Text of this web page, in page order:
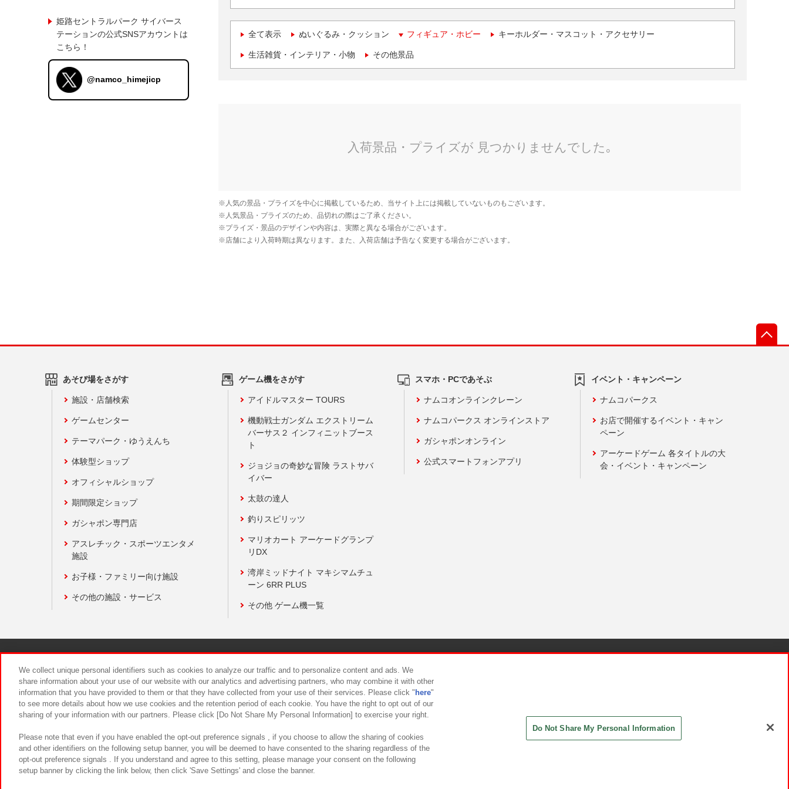
全て表示 ぬいぐるみ・クッション フィギュア・ホビー キーホルダー・マスコット・アクセサリー
生活雑貨・インテリア・小物 その他景品
姫路セントラルパーク サイバース
テーションの公式SNSアカウントは
こちら！
@namco_himejicp
あそび場をさがす
施設・店舗検索
ゲームセンター
テーマパーク・ゆうえんち
体験型ショップ
オフィシャルショップ
期間限定ショップ
ガシャポン専門店
アスレチック・スポーツエンタメ
施設
お子様・ファミリー向け施設
その他の施設・サービス
ゲーム機をさがす
アイドルマスター TOURS
機動戦士ガンダム エクストリーム
バーサス２ インフィニットブース
ト
ジョジョの奇妙な冒険 ラストサバ
イバー
太鼓の達人
釣りスピリッツ
マリオカート アーケードグランプ
リDX
湾岸ミッドナイト マキシマムチュ
ーン 6RR PLUS
その他 ゲーム機一覧
スマホ・PCであそぶ
ナムコオンラインクレーン
ナムコパークス オンラインストア
ガシャポンオンライン
公式スマートフォンアプリ
イベント・キャンペーン
ナムコパークス
お店で開催するイベント・キャン
ペーン
アーケードゲーム 各タイトルの大
会・イベント・キャンペーン
食品のご提供について カスタマーハラスメント対応方針
We collect unique personal identifiers such as cookies to analyze our traffic and to personalize content and ads. We
share information about your use of our website with our analytics and advertising partners, who may combine it with other
information that you have provided to them or that they have collected from your use of their services. Please click " here"
to see more details about how we use cookies and the retention period of each cookie. You have the right to opt out of our
sharing of your information with our partners. Please click [Do Not Share My Personal Information] to exercise your right.
Please note that even if you have enabled the opt-out preference signals , if you choose to allow the sharing of cookies
and other identifiers on the following setup banner, you will be deemed to have consented to the sharing regardless of the
opt-out preference signals . If you understand and agree to this setting, please manage your consent on the following
setup banner by clicking the link below, then click 'Save Settings' and close the banner.
Do Not Share My Personal Information